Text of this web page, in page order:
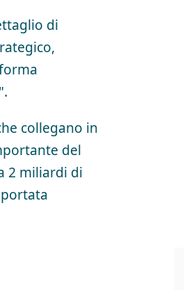
di
collegano in
del
2 miliardi di